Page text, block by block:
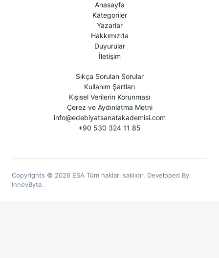
Anasayfa
Kategoriler
Yazarlar
Hakkımızda
Duyurular
İletişim
Sıkça Sorulan Sorular
Kullanım Şartları
Kişisel Verilerin Korunması
Çerez ve Aydınlatma Metni
info@edebiyatsanatakademisi.com
+90 530 324 11 85
Copyrights © 2026 ESA Tüm hakları saklıdır. Developed By
InnovByte.